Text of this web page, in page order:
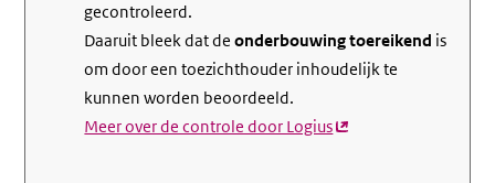
gecontroleerd.
Daaruit bleek dat deonderbouwing toereikend is
om door een toezichthouder inhoudelijk te
kunnen worden beoordeeld.
Meer over de controle door Logius(externe